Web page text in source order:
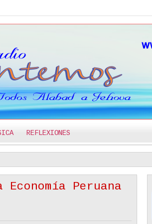
REFLEXIONES
Peruana